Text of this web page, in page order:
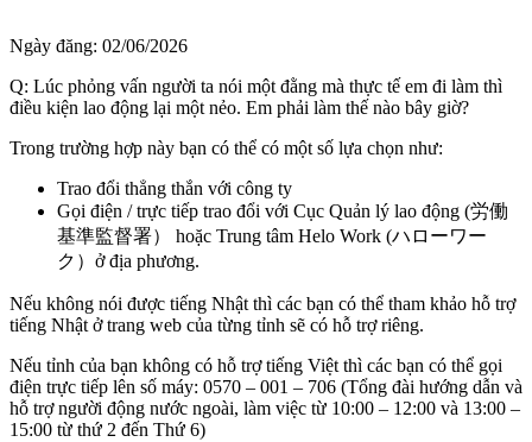
Ngày đăng: 02/06/2026
Q: Lúc phỏng vấn người ta nói một đằng mà thực tế em đi làm thì
điều kiện lao động lại một nẻo. Em phải làm thế nào bây giờ?
Trong trường hợp này bạn có thể có một số lựa chọn như:
Trao đổi thẳng thắn với công ty
Gọi điện / trực tiếp trao đổi với Cục Quản lý lao động (労働
基準監督署） hoặc Trung tâm Helo Work (ハローワー
ク）ở địa phương.
Nếu không nói được tiếng Nhật thì các bạn có thể tham khảo hỗ trợ
tiếng Nhật ở trang web của từng tỉnh sẽ có hỗ trợ riêng.
Nếu tỉnh của bạn không có hỗ trợ tiếng Việt thì các bạn có thể gọi
điện trực tiếp lên số máy: 0570 – 001 – 706 (Tổng đài hướng dẫn và
hỗ trợ người động nước ngoài, làm việc từ 10:00 – 12:00 và 13:00 –
15:00 từ thứ 2 đến Thứ 6)